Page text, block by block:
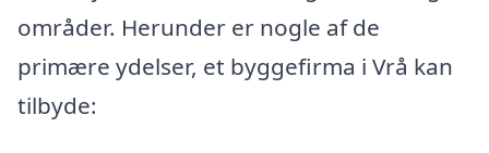
områder. Herunder er nogle af de
primære ydelser, et byggefirma i Vrå kan
tilbyde: